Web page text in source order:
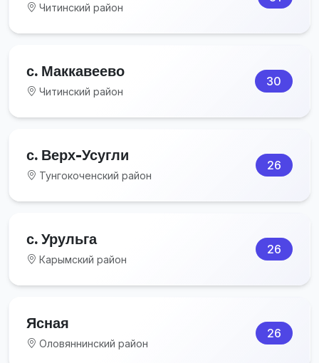
Читинский район
с. Маккавеево
Читинский район
30
с. Верх-Усугли
Тунгокоченский район
26
с. Урульга
Карымский район
26
Ясная
Оловяннинский район
26